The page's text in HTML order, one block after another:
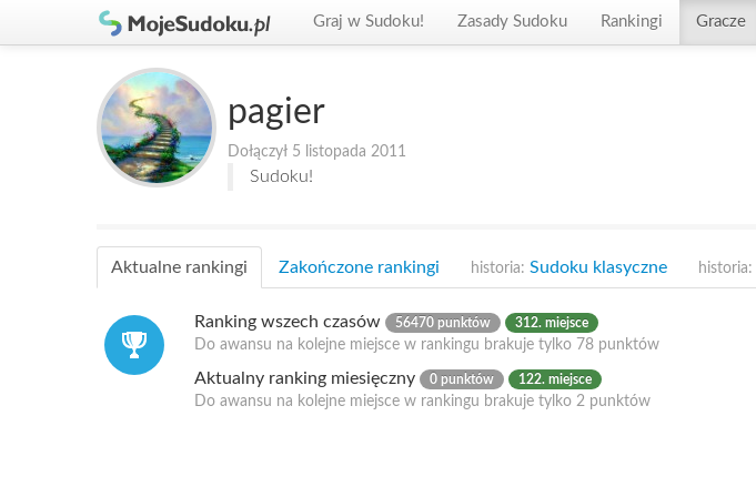
Graj w Sudoku! Zasady Sudoku Rankingi Gracze
pagier
Dołączył 5 listopada 2011
Sudoku!
Aktualne rankingi Zakończone rankingi historia: Sudoku klasyczne historia:
Ranking wszech czasów 56470 punktów 312. miejsce
Do awansu na kolejne miejsce w rankingu brakuje tylko 78 punktów
Aktualny ranking miesięczny 0 punktów 122. miejsce
Do awansu na kolejne miejsce w rankingu brakuje tylko 2 punktów